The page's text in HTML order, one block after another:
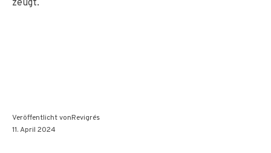
zeugt.
Veröffentlicht vonRevigrés
11. April 2024